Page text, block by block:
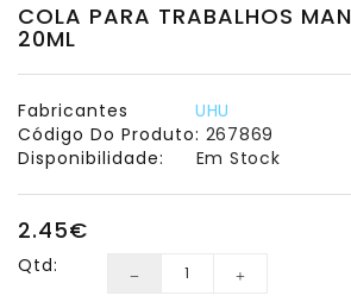
Interior
-
Exterior
Matemática
COLA PARA TRABALHOS
20ML
Fabricantes
UHU
Código Do Produto: 267869
Disponibilidade:
Em Stock
2.45€
Qtd: